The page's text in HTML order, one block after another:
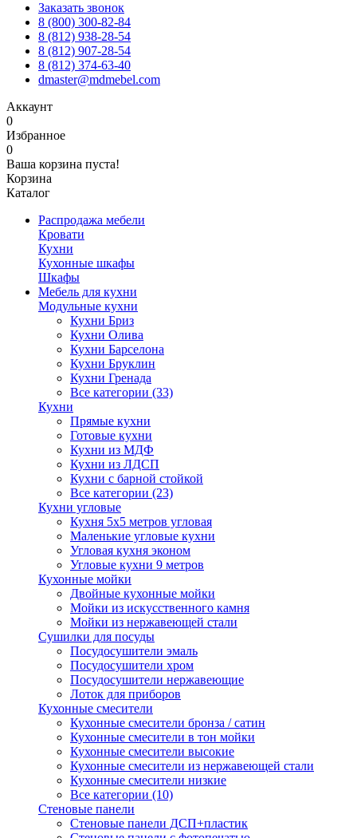
Заказать звонок
8 (800) 300-82-84
8 (812) 938-28-54
8 (812) 907-28-54
8 (812) 374-63-40
dmaster@mdmebel.com
Аккаунт
0
Избранное
0
Ваша корзина пуста!
Корзина
Каталог
Распродажа мебели
Кровати
Кухни
Кухонные шкафы
Шкафы
Мебель для кухни
Модульные кухни
Кухни Бриз
Кухни Олива
Кухни Барселона
Кухни Бруклин
Кухни Гренада
Все категории (33)
Кухни
Прямые кухни
Готовые кухни
Кухни из МДФ
Кухни из ЛДСП
Кухни с барной стойкой
Все категории (23)
Кухни угловые
Кухня 5х5 метров угловая
Маленькие угловые кухни
Угловая кухня эконом
Угловые кухни 9 метров
Кухонные мойки
Двойные кухонные мойки
Мойки из искусственного камня
Мойки из нержавеющей стали
Сушилки для посуды
Посудосушители эмаль
Посудосушители хром
Посудосушители нержавеющие
Лоток для приборов
Кухонные смесители
Кухонные смесители бронза / сатин
Кухонные смесители в тон мойки
Кухонные смесители высокие
Кухонные смесители из нержавеющей стали
Кухонные смесители низкие
Все категории (10)
Стеновые панели
Стеновые панели ДСП+пластик